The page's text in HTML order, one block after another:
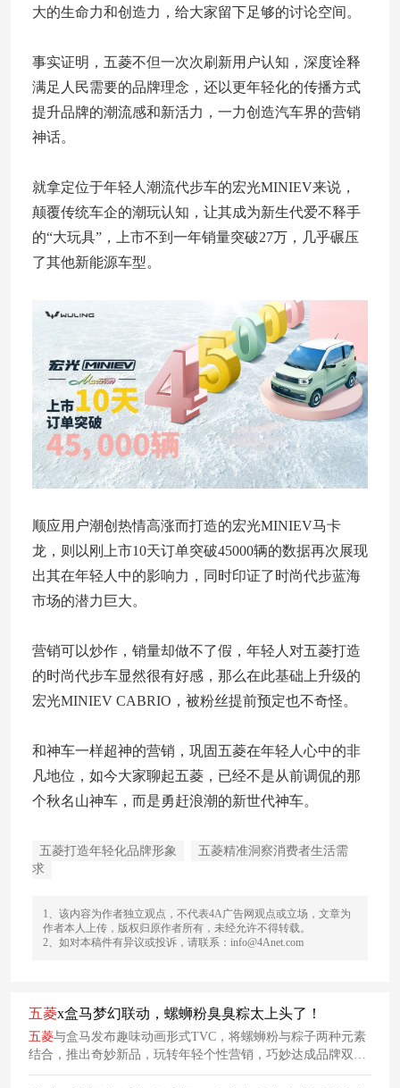
大的生命力和创造力，给大家留下足够的讨论空间。
事实证明，五菱不但一次次刷新用户认知，深度诠释
满足人民需要的品牌理念，还以更年轻化的传播方式
提升品牌的潮流感和新活力，一力创造汽车界的营销
神话。
就拿定位于年轻人潮流代步车的宏光MINIEV来说，
颠覆传统车企的潮玩认知，让其成为新生代爱不释手
的“大玩具”，上市不到一年销量突破27万，几乎碾压
了其他新能源车型。
顺应用户潮创热情高涨而打造的宏光MINIEV马卡
龙，则以刚上市10天订单突破45000辆的数据再次展现
出其在年轻人中的影响力，同时印证了时尚代步蓝海
市场的潜力巨大。
营销可以炒作，销量却做不了假，年轻人对五菱打造
的时尚代步车显然很有好感，那么在此基础上升级的
宏光MINIEV CABRIO，被粉丝提前预定也不奇怪。
和神车一样超神的营销，巩固五菱在年轻人心中的非
凡地位，如今大家聊起五菱，已经不是从前调侃的那
个秋名山神车，而是勇赶浪潮的新世代神车。
五菱打造年轻化品牌形象
五菱精准洞察消费者生活需
求
1、该内容为作者独立观点，不代表4A广告网观点或立场，文章为
作者本人上传，版权归原作者所有，未经允许不得转载。
2、如对本稿件有异议或投诉，请联系：info@4Anet.com
五菱x盒马梦幻联动，螺蛳粉臭臭粽太上头了！
五菱与盒马发布趣味动画形式TVC，将螺蛳粉与粽子两种元素
结合，推出奇妙新品，玩转年轻个性营销，巧妙达成品牌双
赢。。